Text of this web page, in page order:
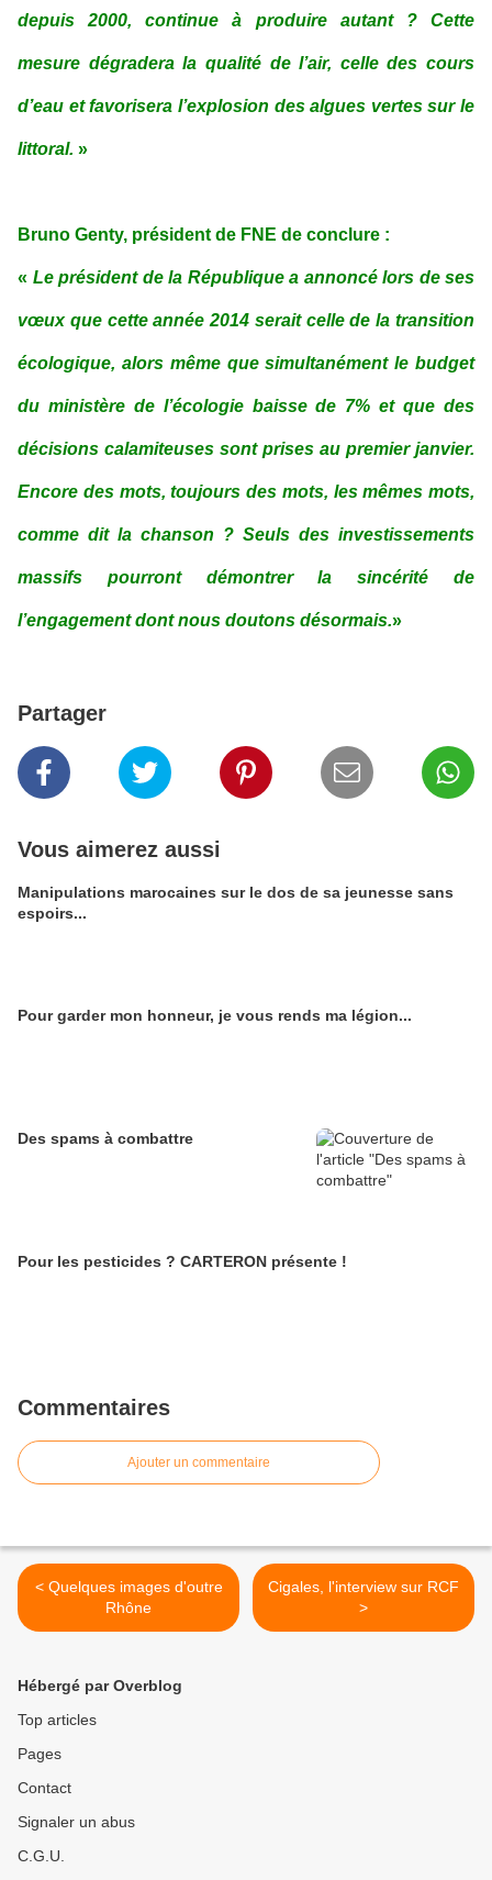
depuis 2000, continue à produire autant ? Cette
mesure dégradera la qualité de l’air, celle des cours
d’eau et favorisera l’explosion des algues vertes sur le
littoral. »
Bruno Genty, président de FNE de conclure :
« Le président de la République a annoncé lors de ses
vœux que cette année 2014 serait celle de la transition
écologique, alors même que simultanément le budget
du ministère de l’écologie baisse de 7% et que des
décisions calamiteuses sont prises au premier janvier.
Encore des mots, toujours des mots, les mêmes mots,
comme dit la chanson ? Seuls des investissements
massifs pourront démontrer la sincérité de
l’engagement dont nous doutons désormais.»
Partager
Vous aimerez aussi
Manipulations marocaines sur le dos de sa jeunesse sans
espoirs...
Pour garder mon honneur, je vous rends ma légion...
Des spams à combattre
Pour les pesticides ? CARTERON présente !
Commentaires
Ajouter un commentaire
< Quelques images d'outre
Rhône
Cigales, l'interview sur RCF
>
Hébergé par Overblog
Top articles
Pages
Contact
Signaler un abus
C.G.U.